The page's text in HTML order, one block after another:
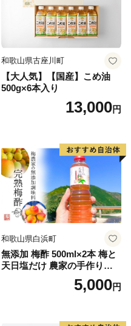
和歌山県古座川町
【大人気】【国産】こめ油
500g×6本入り
13,000円
和歌山県白浜町
無添加 梅酢 500ml×2本 梅と
天日塩だけ 農家の手作り完
5,000円